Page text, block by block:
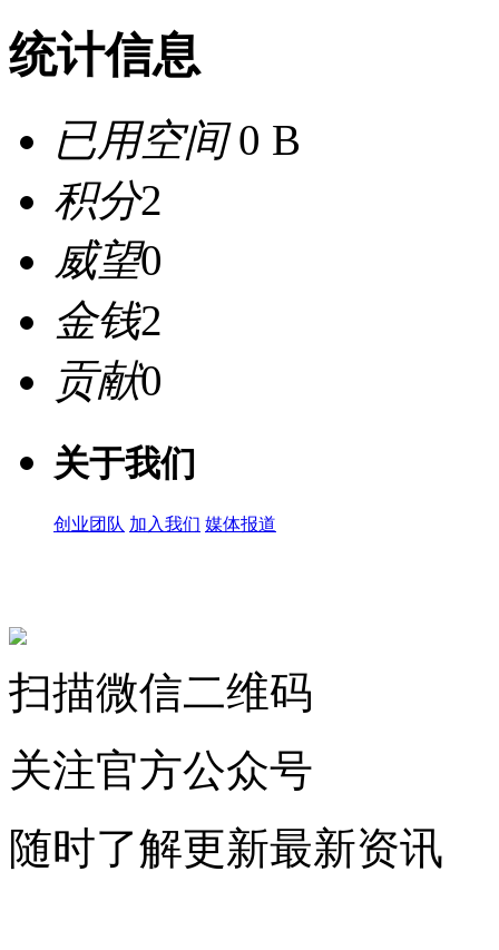
统计信息
已用空间0 B
积分2
威望0
金钱2
贡献0
关于我们
创业团队 加入我们 媒体报道
扫描微信二维码
关注官方公众号
随时了解更新最新资讯